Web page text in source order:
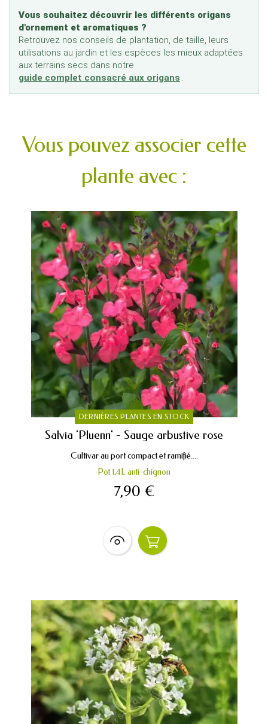
Vous souhaitez découvrir les différents origans
d'ornement et aromatiques ?
Retrouvez nos conseils de plantation, de taille, leurs
utilisations au jardin et les espèces les mieux adaptées
aux terrains secs dans notre
guide complet consacré aux origans .
Vous pouvez associer cette
plante avec :
DERNIÈRES PLANTES EN STOCK
Salvia 'Pluenn' - Sauge arbustive rose
Cultivar au port compact et ramifié....
Pot 1,4L anti-chignon
7,90 €